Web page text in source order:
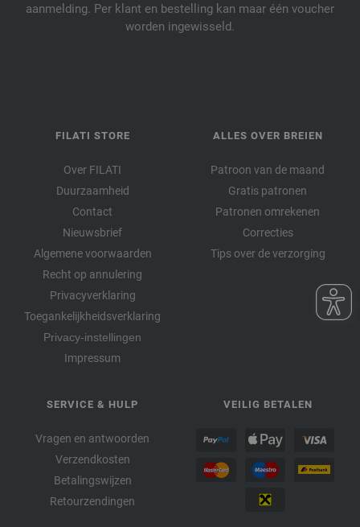
aanmelding. Per klant en bestelling kan maar één voucher
worden ingewisseld.
FILATI STORE
Over FILATI
Duurzaamheid
Contact
Nieuwsbrief
Algemene voorwaarden
Recht op annulering
Privacyverklaring
Toegankelijkheidsverklaring
Privacy-instellingen
Impressum
ALLES OVER BREIEN
Patroon van de maand
Gratis patronen
Patronen omrekenen
Correcties
Tips over de verzorging
SERVICE & HULP
Vragen en antwoorden
Verzendkosten
Betalingswijzen
Retourzendingen
VEILIG BETALEN